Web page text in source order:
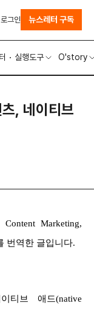
실행도구 O'story
로그인 뉴스레터 구독
, 네이티브
Marketing,
번역한 글입니다.
티브 애드(native